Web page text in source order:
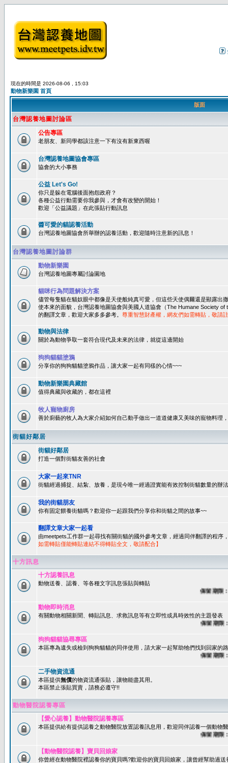
現在的時間是 2026-08-06 , 15:03
動物新樂園 首頁
版面
台灣認養地圖討論區
公告專區
老朋友、新同學都該注意一下有沒有新東西喔
台灣認養地圖協會專區
協會的大小事務
公益 Let's Go!
你只是躲在電腦後面抱怨政府？
各種公益行動需要你我參與，才會有改變的開始！
歡迎「公益議題」在此張貼行動訊息
醬可愛的貓認養活動
台灣認養地圖協會所舉辦的認養活動，歡迎隨時注意新的訊息！
台灣認養地圖討論群
動物新樂園
台灣認養地圖專屬討論園地
貓咪行為問題解決方案
儘管每隻貓在貓奴眼中都像是天使般純真可愛，但這些天使偶爾還是顯露出
使本來的面貌，台灣認養地圖協會與美國人道協會（The Humane Society
的翻譯文章，歡迎大家多多參考。 尊重智慧財產權，網友們如需轉貼，敬請
動物與法律
關於為動物爭取一套符合現代及未來的法律，就從這邊開始
狗狗貓貓塗鴉
分享你的狗狗貓貓塗鴉作品，讓大家一起有同樣的心情~~~
動物新樂園典藏館
值得典藏與收藏的，都在這裡
牧人寵物廚房
善於廚藝的牧人為大家介紹如何自己動手做出一道道健康又美味的寵物料理
街貓好鄰居
街貓好鄰居
打造一個對街貓友善的社會
大家一起來TNR
街貓經過捕捉、結紮、放養，是現今唯一經過證實能有效控制街貓數量的辦
我的街貓朋友
你有固定餵養街貓嗎？歡迎你一起跟我們分享你和街貓之間的故事~~
翻譯文章大家一起看
由meetpets工作群一起尋找有關街貓的國外參考文章，經過同伴翻譯的程序
如需轉貼僅能轉貼連結不得轉貼全文，敬請配合】
十方訊息
十方認養訊息
動物送養、認養、等各種文字訊息張貼與轉貼
保留期限：60
動物即時消息
有關動物相關新聞、轉貼訊息、求救訊息等有立即性或具時效性的主題發表
保留期限：45
狗狗貓貓協尋專區
本區專為遺失或檢到狗狗貓貓的同伴使用，請大家一起幫助牠們找到回家的
保留期限：60
二手物資流通
本區提供無償的物資流通張貼，讓物能盡其用。
本區禁止張貼買賣，請務必遵守!!
動物醫院認養專區
【愛心認養】動物醫院認養專區
本區提供給有提供認養之動物醫院放置認養訊息用，歡迎同伴認養一個動物
保留期限：60
【動物醫院認養】寶貝回娘家
你曾經在動物醫院裡認養你的寶貝嗎?歡迎你的寶貝回娘家，讓曾經幫助過